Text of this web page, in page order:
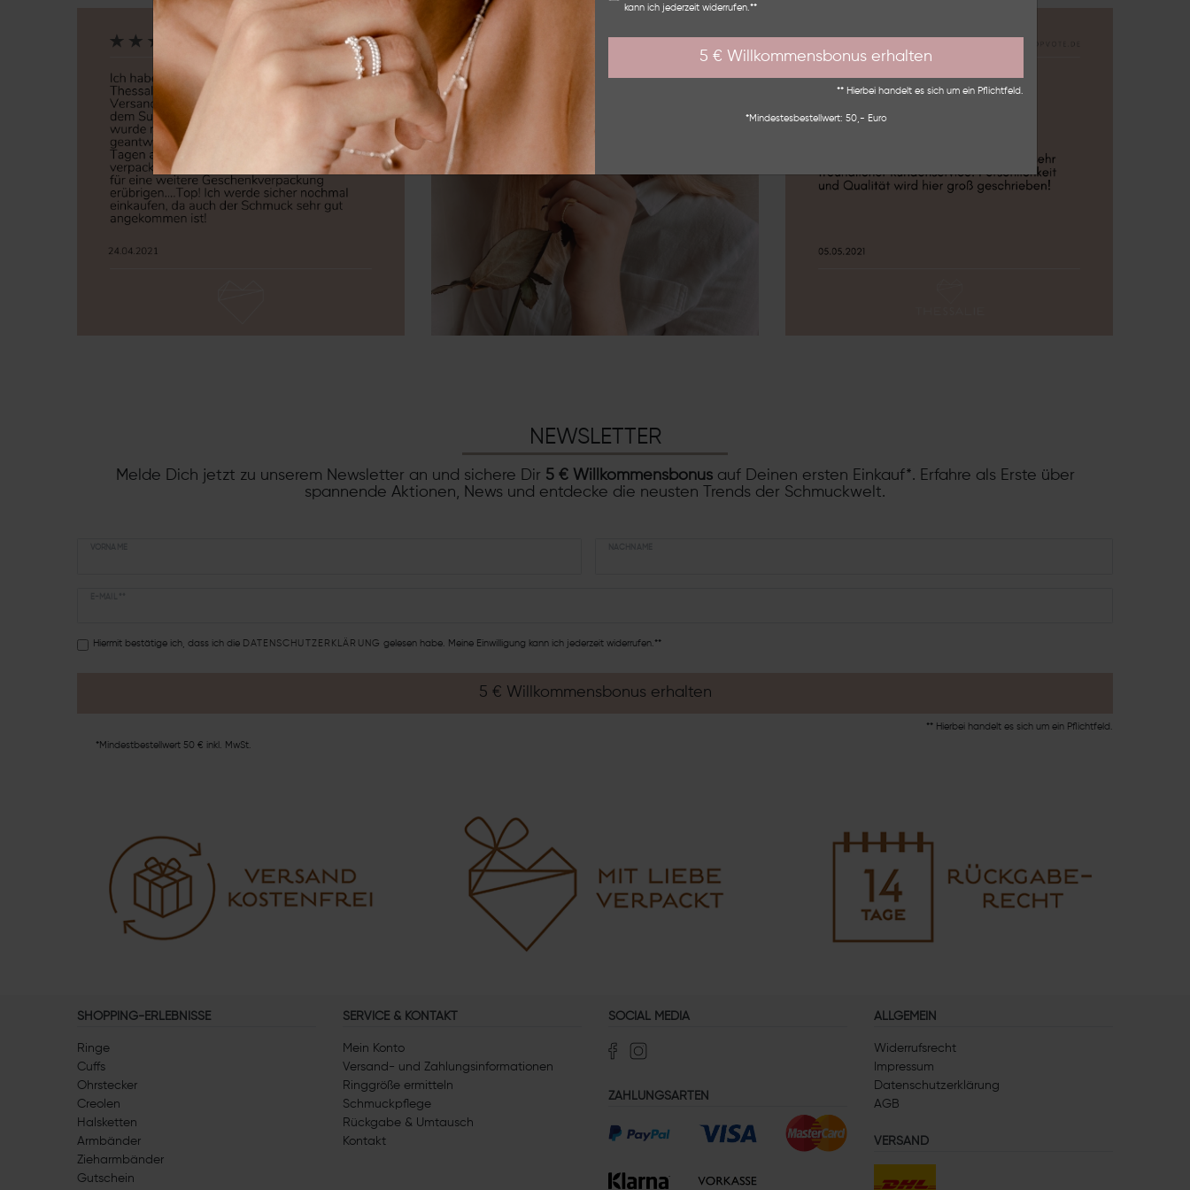
NEWSLETTER
Melde Dich jetzt zu unserem Newsletter an und sichere Dir 5 € Willkommensbonus auf Deinen ersten Einkauf*. Erfahre als Erste über
spannende Aktionen, News und entdecke die neusten Trends der Schmuckwelt.
Hiermit bestätige ich, dass ich die DATEN­SCHUTZ­ERKLÄRUNG gelesen habe. Meine Einwilligung kann ich jederzeit widerrufen.**
5 € Willkommensbonus erhalten
** Hierbei handelt es sich um ein Pflichtfeld.
*Mindestbestellwert 50 € inkl. MwSt.
SHOPPING-ERLEBNISSE
Ringe
Cuffs
Ohrstecker
Creolen
Halsketten
Armbänder
Zieharmbänder
Gutschein
SERVICE & KONTAKT
Mein Konto
Versand- und Zahlungsinformationen
Ringgröße ermitteln
Schmuckpflege
Rückgabe & Umtausch
Kontakt
SOCIAL MEDIA
ZAHLUNGSARTEN
ALLGEMEIN
Widerrufsrecht
Impressum
Datenschutzerklärung
AGB
VERSAND
kann ich jederzeit widerrufen.**
5 € Willkommensbonus erhalten
** Hierbei handelt es sich um ein Pflichtfeld.
*Mindestesbestellwert: 50,- Euro